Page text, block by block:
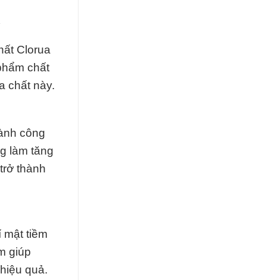
Clorua
chất
chất này.
công
làm tăng
thành
tiềm
giúp
quả.